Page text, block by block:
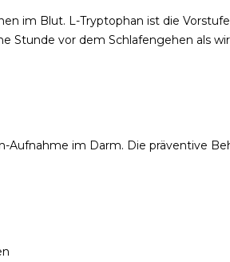
im Blut. L-Tryptophan ist die
Stunde vor dem Schlafengehen als
im Darm. Die präventive